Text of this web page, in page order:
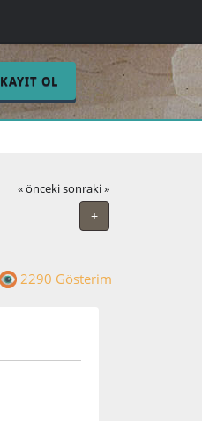
KAYIT OL
« önceki sonraki »
+
2290 Gösterim